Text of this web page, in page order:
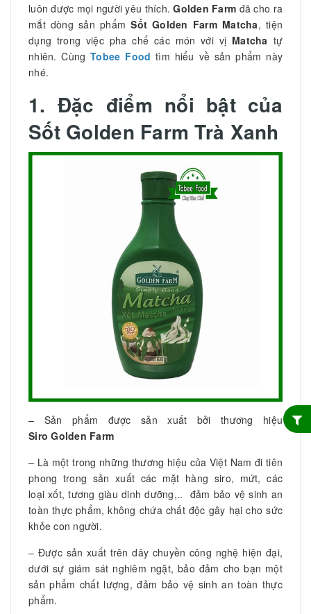
luôn được mọi người yêu thích.Golden Farm đã cho ra
mắt dòng sản phẩmSốt Golden Farm Matcha, tiện
dụng trong việc pha chế các món với vị Matcha tự
nhiên. Cùng Tobee Food tìm hiểu về sản phẩm này
nhé.
1. Đặc điểm nổi bật của
Sốt Golden Farm Trà Xanh
– Sản phẩm được sản xuất bởi thương hiệu
Siro Golden Farm
– Là một trong những thương hiệu của Việt Nam đi tiên
phong trong sản xuất các mặt hàng siro, mứt, các
loại xốt, tương giàu dinh dưỡng,.. đảm bảo vệ sinh an
toàn thực phẩm, không chứa chất độc gây hại cho sức
khỏe con người.
– Được sản xuất trên dây chuyền công nghệ hiện đại,
dưới sự giám sát nghiêm ngặt, bảo đảm cho bạn một
sản phẩm chất lượng, đảm bảo vệ sinh an toàn thực
phẩm.